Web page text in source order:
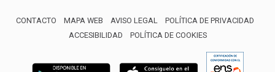
CONTACTO MAPA WEB AVISO LEGAL
POLÍTICA DE PRIVACIDAD
ACCESIBILIDAD
POLÍTICA DE COOKIES